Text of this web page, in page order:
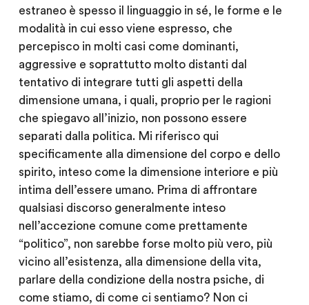
estraneo è spesso il linguaggio in sé, le forme e le
modalità in cui esso viene espresso, che
percepisco in molti casi come dominanti,
aggressive e soprattutto molto distanti dal
tentativo di integrare tutti gli aspetti della
dimensione umana, i quali, proprio per le ragioni
che spiegavo all’inizio, non possono essere
separati dalla politica. Mi riferisco qui
specificamente alla dimensione del corpo e dello
spirito, inteso come la dimensione interiore e più
intima dell’essere umano. Prima di affrontare
qualsiasi discorso generalmente inteso
nell’accezione comune come prettamente
“politico”, non sarebbe forse molto più vero, più
vicino all’esistenza, alla dimensione della vita,
parlare della condizione della nostra psiche, di
come stiamo, di come ci sentiamo? Non ci